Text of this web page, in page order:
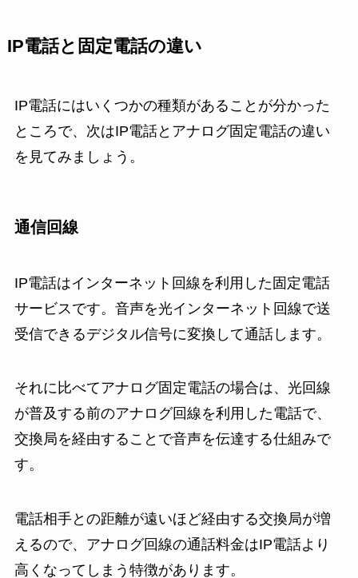
IP電話と固定電話の違い
IP電話にはいくつかの種類があることが分かった
ところで、次はIP電話とアナログ固定電話の違い
を見てみましょう。
通信回線
IP電話はインターネット回線を利用した固定電話
サービスです。音声を光インターネット回線で送
受信できるデジタル信号に変換して通話します。
それに比べてアナログ固定電話の場合は、光回線
が普及する前のアナログ回線を利用した電話で、
交換局を経由することで音声を伝達する仕組みで
す。
電話相手との距離が遠いほど経由する交換局が増
えるので、アナログ回線の通話料金はIP電話より
高くなってしまう特徴があります。